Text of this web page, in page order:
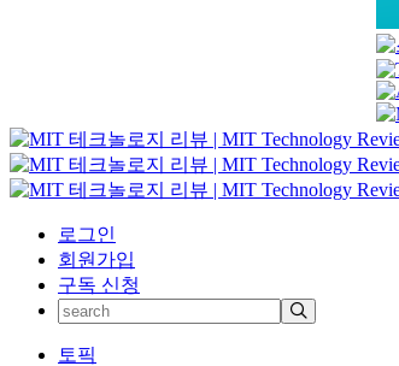
로그인
회원가입
구독 신청
토픽